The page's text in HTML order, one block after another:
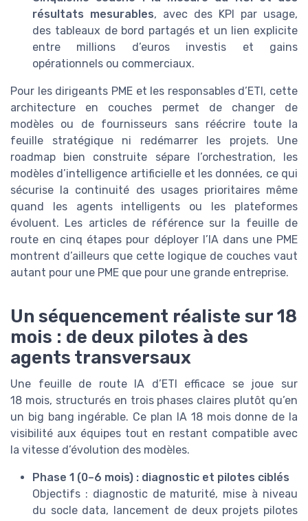
résultats mesurables, avec des KPI par usage,
des tableaux de bord partagés et un lien explicite
entre millions d’euros investis et gains
opérationnels ou commerciaux.
Pour les dirigeants PME et les responsables d’ETI, cette
architecture en couches permet de changer de
modèles ou de fournisseurs sans réécrire toute la
feuille stratégique ni redémarrer les projets. Une
roadmap bien construite sépare l’orchestration, les
modèles d’intelligence artificielle et les données, ce qui
sécurise la continuité des usages prioritaires même
quand les agents intelligents ou les plateformes
évoluent. Les articles de référence sur la feuille de
route en cinq étapes pour déployer l’IA dans une PME
montrent d’ailleurs que cette logique de couches vaut
autant pour une PME que pour une grande entreprise.
Un séquencement réaliste sur 18
mois : de deux pilotes à des
agents transversaux
Une feuille de route IA d’ETI efficace se joue sur
18 mois, structurés en trois phases claires plutôt qu’en
un big bang ingérable. Ce plan IA 18 mois donne de la
visibilité aux équipes tout en restant compatible avec
la vitesse d’évolution des modèles.
Phase 1 (0–6 mois) : diagnostic et pilotes ciblés
Objectifs : diagnostic de maturité, mise à niveau
du socle data, lancement de deux projets pilotes